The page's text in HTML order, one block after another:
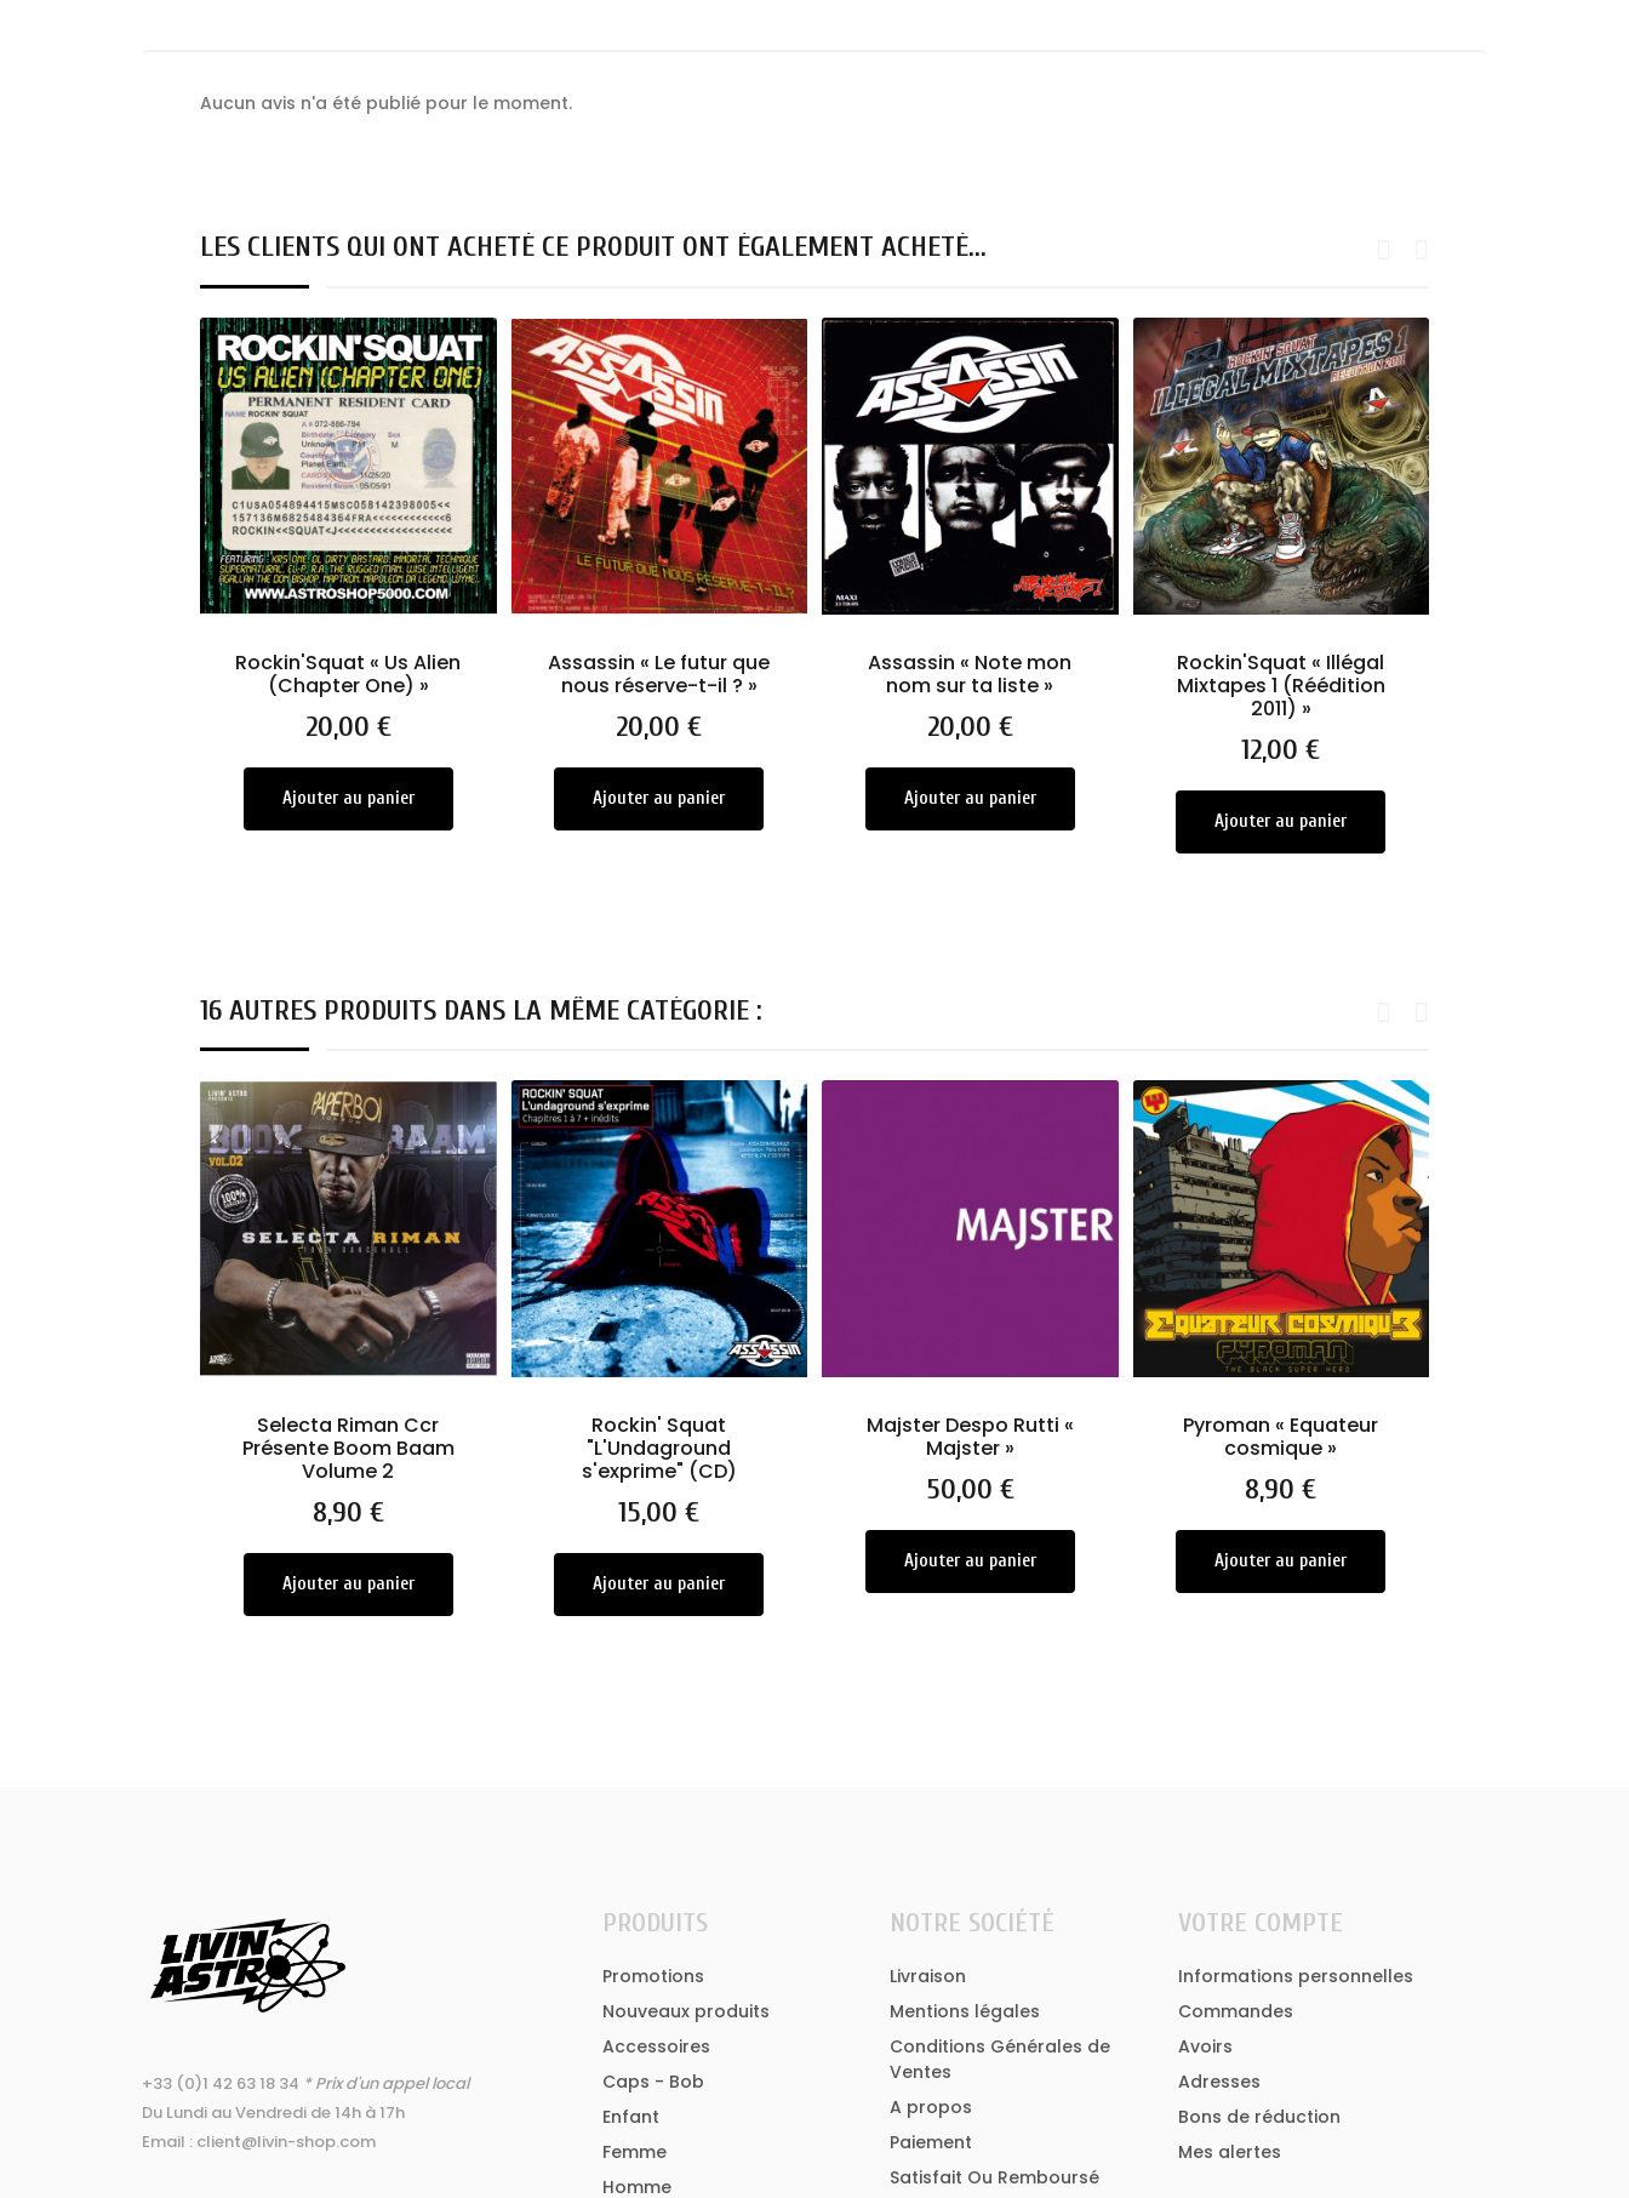
Aucun avis n'a été publié pour le moment.
LES CLIENTS QUI ONT ACHETÉ CE PRODUIT ONT ÉGALEMENT ACHETÉ...
Rockin'Squat « Us Alien
(Chapter One) »
Prix
20,00 €
Ajouter au panier
Assassin « Le futur que
nous réserve-t-il ? »
Prix
20,00 €
Ajouter au panier
Assassin « Note mon
nom sur ta liste »
Prix
20,00 €
Ajouter au panier
Rockin'Squat « Illégal
Mixtapes 1 (Réédition
2011) »
Prix
12,00 €
Ajouter au panier
16 AUTRES PRODUITS DANS LA MÊME CATÉGORIE :
Selecta Riman Ccr
Présente Boom Baam
Volume 2
Prix
8,90 €
Ajouter au panier
Rockin' Squat
"L'Undaground
s'exprime" (CD)
Prix
15,00 €
Ajouter au panier
Majster Despo Rutti «
Majster »
Prix
50,00 €
Ajouter au panier
Pyroman « Equateur
cosmique »
Prix
8,90 €
Ajouter au panier
+33 (0)1 42 63 18 34 * Prix d'un appel local
Du Lundi au Vendredi de 14h à 17h
Email : client@livin-shop.com
PRODUITS
Promotions
Nouveaux produits
Accessoires
Caps - Bob
Enfant
Femme
Homme
NOTRE SOCIÉTÉ
Livraison
Mentions légales
Conditions Générales de
Ventes
A propos
Paiement
Satisfait Ou Remboursé
VOTRE COMPTE
Informations personnelles
Commandes
Avoirs
Adresses
Bons de réduction
Mes alertes